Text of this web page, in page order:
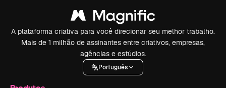
A plataforma criativa para você direcionar seu melhor trabalho.
Mais de 1 milhão de assinantes entre criativos, empresas,
agências e estúdios.
Português